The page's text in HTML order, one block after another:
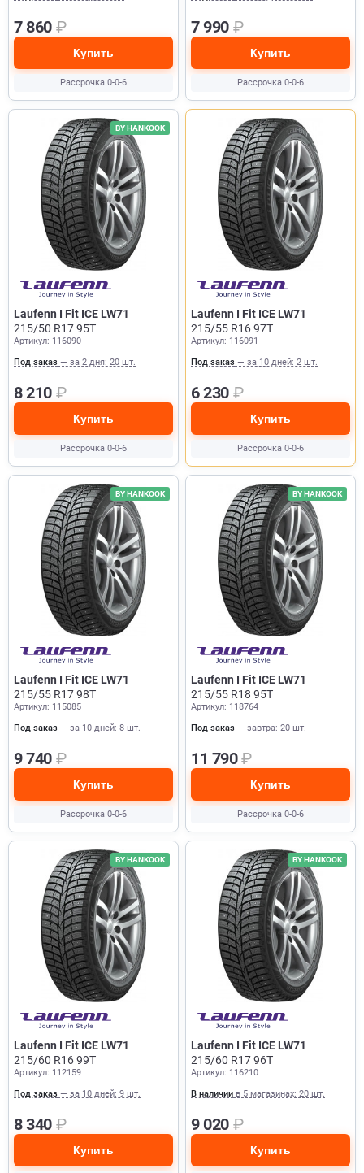
7 860 ₽
Купить
Рассрочка 0-0-6
7 990 ₽
Купить
Рассрочка 0-0-6
BY HANKOOK
Laufenn I Fit ICE LW71
215/50 R17 95T
Артикул: 116090
Под заказ — за 2 дня: 20 шт.
8 210 ₽
Купить
Рассрочка 0-0-6
Laufenn I Fit ICE LW71
215/55 R16 97T
Артикул: 116091
Под заказ — за 10 дней: 2 шт.
6 230 ₽
Купить
Рассрочка 0-0-6
BY HANKOOK
Laufenn I Fit ICE LW71
215/55 R17 98T
Артикул: 115085
Под заказ — за 10 дней: 8 шт.
9 740 ₽
Купить
Рассрочка 0-0-6
BY HANKOOK
Laufenn I Fit ICE LW71
215/55 R18 95T
Артикул: 118764
Под заказ — завтра: 20 шт.
11 790₽
Купить
Рассрочка 0-0-6
BY HANKOOK
Laufenn I Fit ICE LW71
215/60 R16 99T
Артикул: 112159
Под заказ — за 10 дней: 9 шт.
8 340 ₽
Купить
BY HANKOOK
Laufenn I Fit ICE LW71
215/60 R17 96T
Артикул: 116210
В наличии в 5 магазинах: 20 шт.
9 020 ₽
Купить